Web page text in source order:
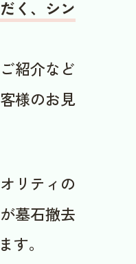
く、シン
紹介など
様のお見
リティの
墓石撤去
。